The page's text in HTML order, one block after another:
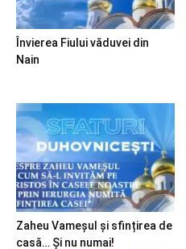
Învierea Fiului văduvei din
Nain
Zaheu Vameșul și sfințirea de
casă… Și nu numai!